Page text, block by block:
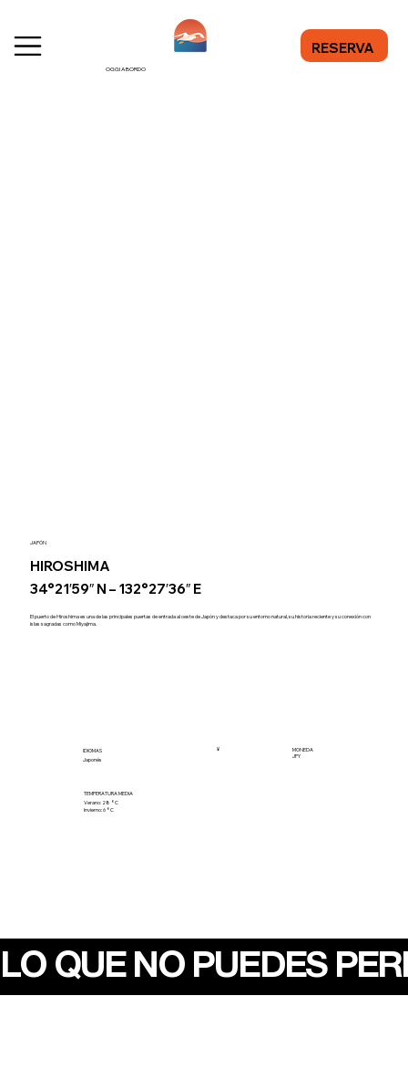
RESERVA
OGGI A BORDO
JAPÓN
HIROSHIMA
34°21′59″ N – 132°27′36″ E
El puerto de Hiroshima es una de las principales puertas de entrada al oeste de Japón y destaca por su entorno natural, su historia reciente y su conexión con
islas sagradas como Miyajima.
IDIOMAS
Japonés
¥
MONEDA
JPY
TEMPERATURA MEDIA
Verano: 28 °C
Invierno: 6 °C
LO QUE NO PUEDES